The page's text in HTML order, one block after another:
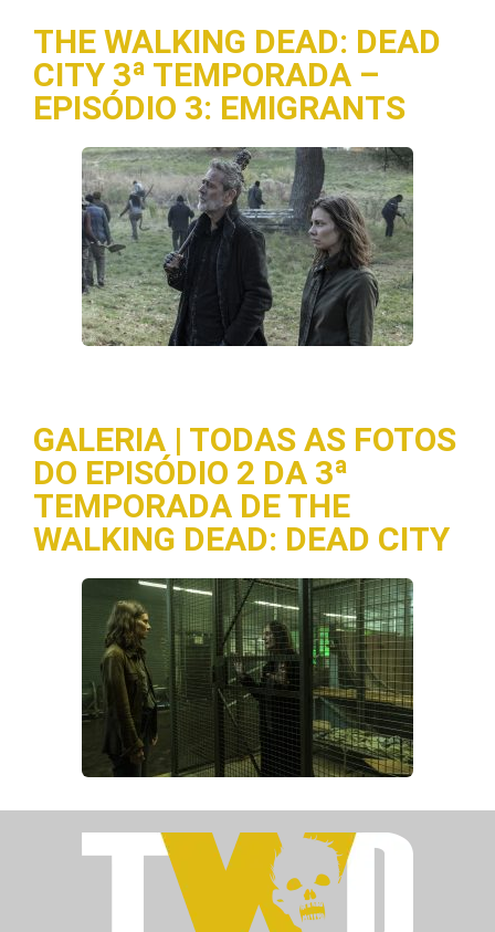
THE WALKING DEAD: DEAD
CITY 3ª TEMPORADA –
EPISÓDIO 3: EMIGRANTS
GALERIA | TODAS AS FOTOS
DO EPISÓDIO 2 DA 3ª
TEMPORADA DE THE
WALKING DEAD: DEAD CITY